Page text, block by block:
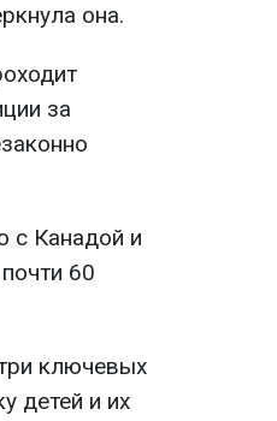
она.
за
с Канадой и
60
ключевых
детей и их